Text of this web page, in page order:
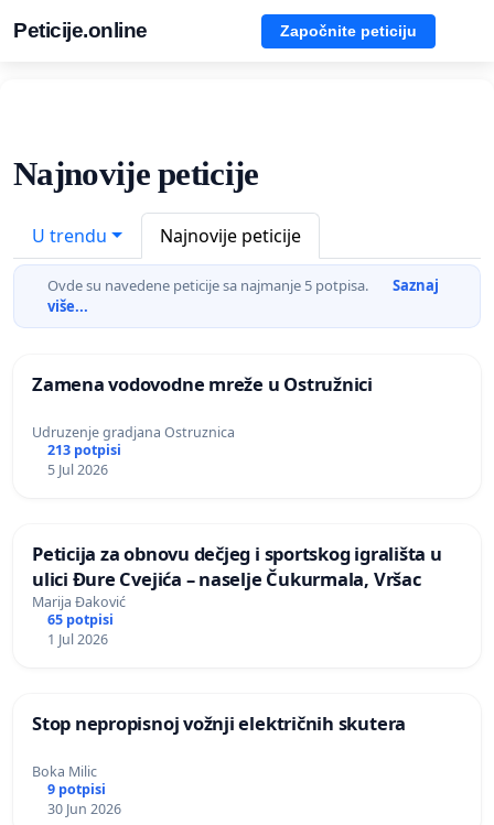
Peticije.online Započnite peticiju
Najnovije peticije
U trendu Najnovije peticije
Ovde su navedene peticije sa najmanje 5 potpisa.
Saznaj
više...
Zamena vodovodne mreže u Ostružnici
Udruzenje gradjana Ostruznica
213 potpisi
5 Jul 2026
Peticija za obnovu dečjeg i sportskog igrališta u
ulici Đure Cvejića – naselje Čukurmala, Vršac
Marija Đaković
65 potpisi
1 Jul 2026
Stop nepropisnoj vožnji električnih skutera
Boka Milic
9 potpisi
30 Jun 2026